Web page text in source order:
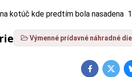
kotúč kde predtím bola nasadena
Výmenné prídavné náhradné
Facebook